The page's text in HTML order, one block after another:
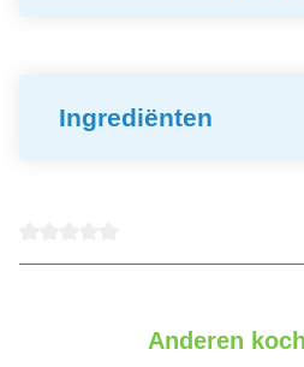
Ingrediënten
Anderen